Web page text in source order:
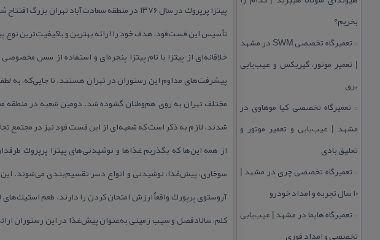
بخریم؟
::
تعمیرگاه تخصصی SWM در مشهد
| تعمیر موتور، گیربكس و عیب‌یابی
برق
:: تعمیرگاه تخصصی كیا موهاوی در
مشهد | عیب‌یابی و تعمیر موتور و
تعلیق بادی
:: تعمیرگاه تخصصی چری در مشهد |
۱۰ سال تجربه و امداد خودرو
:: تعمیرگاه هایما در مشهد | عیب‌یابی
تخصصی و امداد فوری
پیتزا پرپروك در سال ۱۳۷۶ در منطقه سعادت‌آباد
تأسیس این فست‌فود، هدف خود را ارائه بهترین و باكیفیت‌ترین نوع
خلاقانه‌ای از پیتزا با نام پیتزا پنجره‌ای و استفاده از سس
پیشرفت‌های مداوم این رستوران در تهران هستند. تا جایی‌كه، به
مختلف تهران به روی هم‌وطنان گشوده شد. دومین شعبه در منطقه
شدند. لازم به ذكر است كه شعبه‌ای از این فست فود نیز در مجتمع
سوخاری، پیش‌غذا، نوشیدنی و انواع دسر تقسیم‌بندی می‌شوند. این
آروستوی پرپورك واقعاٌ ارزش امتحان كردن را دارند. طعم استیك‌های
كلم، سالادفصل و سیب زمینی به‌عنوان پیش‌غذا در این رستوران